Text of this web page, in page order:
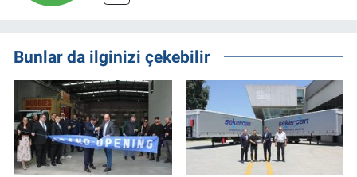
Bunlar da ilginizi çekebilir